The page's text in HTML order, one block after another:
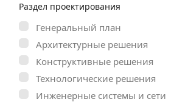
Раздел проектирования
Генеральный план
Архитектурные решения
Конструктивные решения
Технологические решения
Инженерные системы и сети